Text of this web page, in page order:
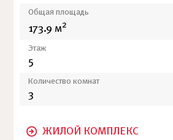
Общая площадь
173.9 м2
Этаж
5
Количество комнат
3
ЖИЛОЙ КОМПЛЕКС